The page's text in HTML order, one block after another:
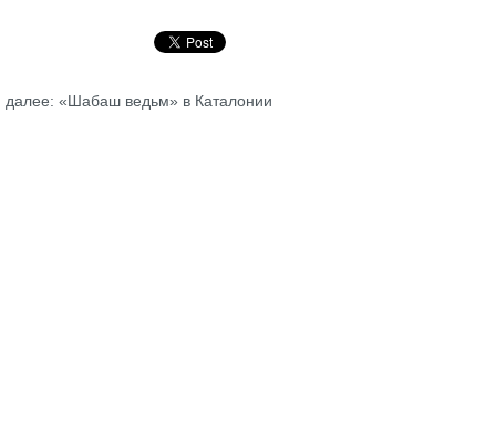
далее: «Шабаш ведьм» в Каталонии